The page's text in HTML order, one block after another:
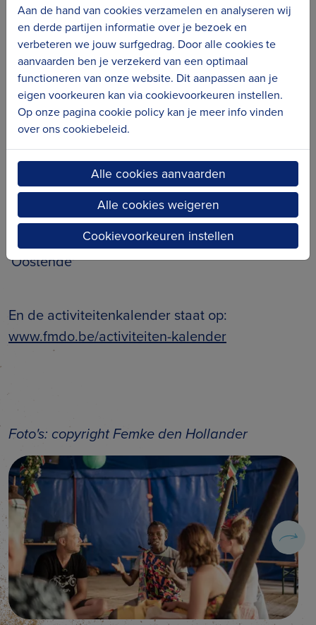
workshops en optredens. Deze activiteit gaat
meestal door in het najaar. Hou de website
van FMDO in de gaten voor meer info.
FMDO werkt ook mee aan evenementen zoals
Theater Aan Zee, de Paulusfeesten,
Een overzicht van alle projecten in Oostende
vind je op:
www.fmdo.be/category/projecten-> ga naar
'Oostende'
En de activiteitenkalender staat op:
www.fmdo.be/activiteiten-kalender
Foto's: copyright Femke den Hollander
Aan de hand van cookies verzamelen en analyseren wij
en derde partijen informatie over je bezoek en
verbeteren we jouw surfgedrag. Door alle cookies te
aanvaarden ben je verzekerd van een optimaal
functioneren van onze website. Dit aanpassen aan je
eigen voorkeuren kan via cookievoorkeuren instellen.
Op onze pagina cookie policy kan je meer info vinden
over ons cookiebeleid.
Alle cookies aanvaarden
Alle cookies weigeren
Cookievoorkeuren instellen